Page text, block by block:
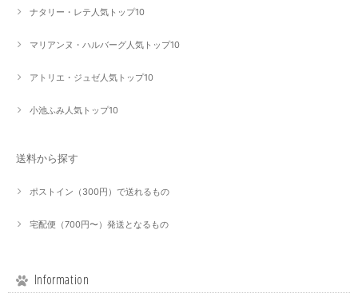
ナタリー・レテ人気トップ10
マリアンヌ・ハルバーグ人気トップ10
アトリエ・ジュゼ人気トップ10
小池ふみ人気トップ10
送料から探す
ポストイン（300円）で送れるもの
宅配便（700円〜）発送となるもの
Information